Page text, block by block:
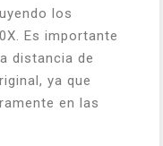
los
Es importante
distancia de
ya que
en las